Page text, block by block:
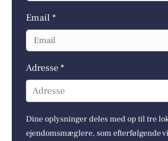
Email *
Adresse *
Adresse
Dine oplysninger deles med op til tre
ejendomsmæglere, som efterfølgende